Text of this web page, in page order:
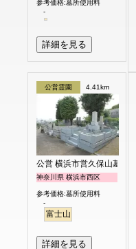
参考価格:墓所使用料
-
詳細を見る
公営霊園 4.41km
公営 横浜市営久保山墓地
神奈川県 横浜市西区
参考価格:墓所使用料
-
富士山
詳細を見る